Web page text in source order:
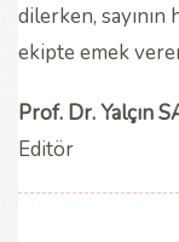
dilerken,
ekipte emek
Prof. Dr. Yalçın
Editör